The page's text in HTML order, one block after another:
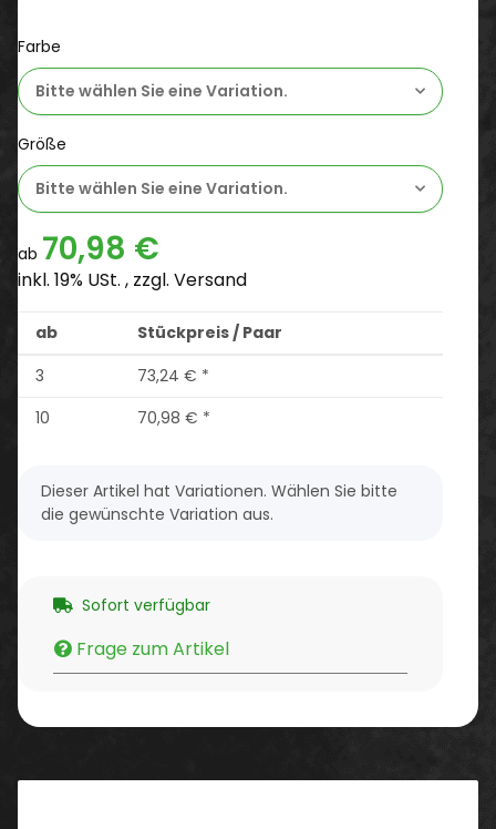
Farbe
Bitte wählen Sie eine Variation.
Größe
Bitte wählen Sie eine Variation.
ab 70,98 €
inkl. 19% USt. , zzgl. Versand
ab
Stückpreis / Paar
3
73,24 € *
10
70,98 € *
x
Dieser Artikel hat Variationen. Wählen Sie bitte
die gewünschte Variation aus.
Sofort verfügbar
Frage zum Artikel